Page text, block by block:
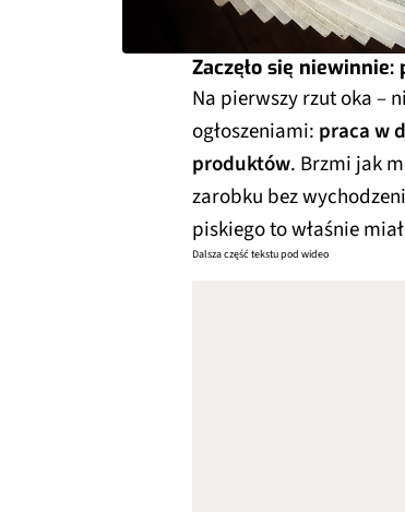
Zaczęło się
Na pierwszy rzut oka –
ogłoszeniami: praca w
produktów. Brzmi jak
zarobku bez
piskiego to właśnie
Dalsza część tekstu pod wideo